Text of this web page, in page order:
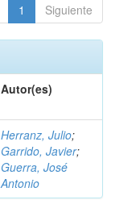
1 Siguiente
Autor(es)
Herranz, Julio;
Garrido, Javier;
Guerra, José
Antonio